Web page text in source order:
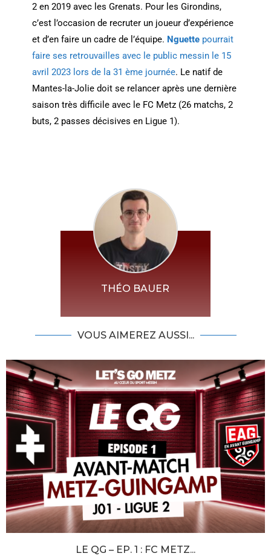
2 en 2019 avec les Grenats. Pour les Girondins,
c’est l’occasion de recruter un joueur d’expérience
et d’en faire un cadre de l’équipe. Nguettepourrait
faire ses retrouvailles avec le public messin le 15
avril 2023 lors de la 31 ème journée. Le natif de
Mantes-la-Jolie doit se relancer après une dernière
saison très difficile avec le FC Metz (26 matchs, 2
buts, 2 passes décisives en Ligue 1).
THÉO BAUER
VOUS AIMEREZ AUSSI...
LE QG – EP. 1 : FC METZ...